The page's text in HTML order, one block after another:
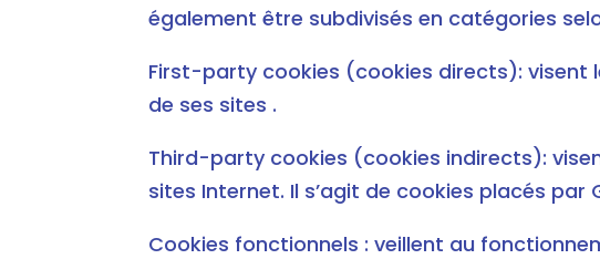
également être subdivisés en catégories
First-party cookies (cookies directs): visent
de ses sites .
Third-party cookies (cookies indirects):
sites Internet. Il s’agit de cookies placés
Cookies fonctionnels : veillent au